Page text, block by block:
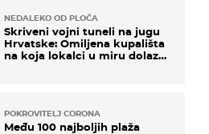
NEDALEKO OD PLOČA
Skriveni vojni tuneli na jugu
Hrvatske: Omiljena kupališta
na koja lokalci u miru dolaze
POKROVITELJ CORONA
Među 100 najboljih plaža